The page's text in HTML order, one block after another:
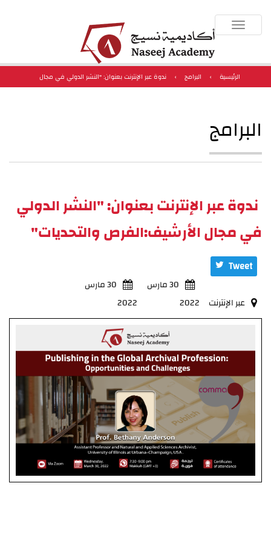
Toggle
navigation
الرئيسية › البرامج ›
ندوة عبر الإنترنت بعنوان: "النشر الدولي في مجال
البرامج
ندوة عبر الإنترنت بعنوان: "النشر الدولي
في مجال الأرشيف:الفرص والتحديات"
Tweet
عبر الإنترنت
30 مارس
2022
30 مارس
2022